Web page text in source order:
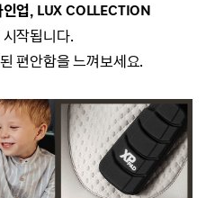
업, LUX COLLECTION
작됩니다.
편안함을 느껴보세요.